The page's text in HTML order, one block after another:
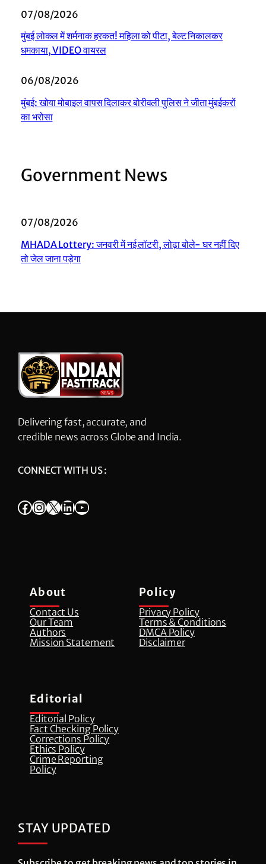
07/08/2026
मुंबई लोकल में शर्मनाक हरकत! महिला को पीटा, बेल्ट निकालकर
धमकाया, VIDEO वायरल
06/08/2026
मुंबई: खोया मोबाइल वापस दिलाकर बोरीवली पुलिस ने जीता मुंबईकरों
का भरोसा
Government News
07/08/2026
MHADA Lottery: जनवरी में नई लॉटरी, लोढ़ा बोले- घर नहीं दिए
तो जेल जाना पड़ेगा
Delivering fast, accurate, and
credible news across Globe and India.
CONNECT WITH US :
Facebook InstagramX LinkedIn YouTube
About
Contact Us
Our Team
Authors
Mission Statement
Policy
Privacy Policy
Terms & Conditions
DMCA Policy
Disclaimer
Editorial
Editorial Policy
Fact Checking Policy
Corrections Policy
⁠Ethics Policy
Crime Reporting
Policy
STAY UPDATED